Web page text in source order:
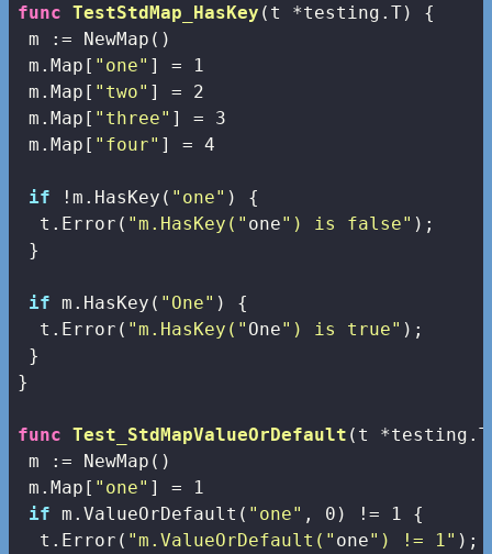
func TestStdMap_HasKey (t *testing.T)
{
m := NewMap()
m.Map[ "one" ] = 1
m.Map[ "two" ] = 2
m.Map[ "three" ] = 3
m.Map[ "four" ] = 4
if !m.HasKey( "one" ) {
  t.Error(
"m.HasKey(" one") is false" );
}
if m.HasKey( "One" ) {
  t.Error(
"m.HasKey(" One") is true" );
}
}
func Test_StdMapValueOrDefault (t
m := NewMap()
m.Map[ "one" ] = 1
if m.ValueOrDefault( "one" , 0 ) != 1 {
  t.Error(
"m.ValueOrDefault(" one") != 1"